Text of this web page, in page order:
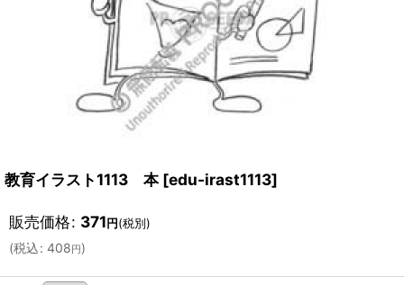
教育イラスト1113 本 [edu-irast1113]
販売価格: 371円(税別)
(税込: 408円)